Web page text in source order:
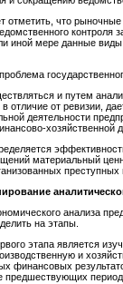
отметить, что
иной мере данные
и путем
отличие от ревизии,
деятельности
хозяйственной
материальный
анализа
на этапы.
этапа является
и
финансовых
предшествующих